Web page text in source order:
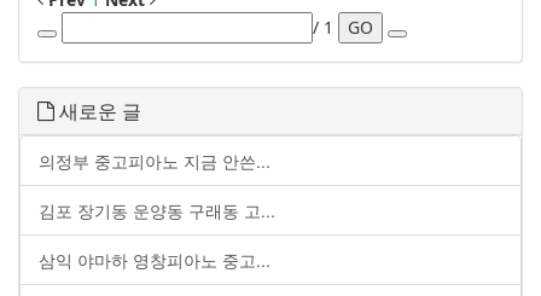
/ 1
GO
새로운 글
의정부 중고피아노 지금 안쓴...
김포 장기동 운양동 구래동 고...
삼익 야마하 영창피아노 중고...